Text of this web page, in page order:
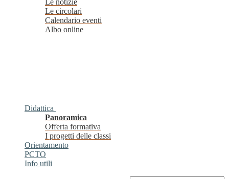
Le notizie
Le circolari
Calendario eventi
Albo online
Didattica
Panoramica
Offerta formativa
I progetti delle classi
Orientamento
PCTO
Info utili